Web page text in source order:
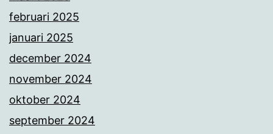
februari 2025
januari 2025
december 2024
november 2024
oktober 2024
september 2024